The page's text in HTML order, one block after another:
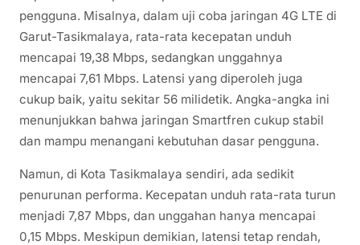
pengguna. Misalnya, dalam uji coba jaringan 4G LTE di
Garut-Tasikmalaya, rata-rata kecepatan unduh
mencapai 19,38 Mbps, sedangkan unggahnya
mencapai 7,61 Mbps. Latensi yang diperoleh juga
cukup baik, yaitu sekitar 56 milidetik. Angka-angka ini
menunjukkan bahwa jaringan Smartfren cukup stabil
dan mampu menangani kebutuhan dasar pengguna.
Namun, di Kota Tasikmalaya sendiri, ada sedikit
penurunan performa. Kecepatan unduh rata-rata turun
menjadi 7,87 Mbps, dan unggahan hanya mencapai
0,15 Mbps. Meskipun demikian, latensi tetap rendah,